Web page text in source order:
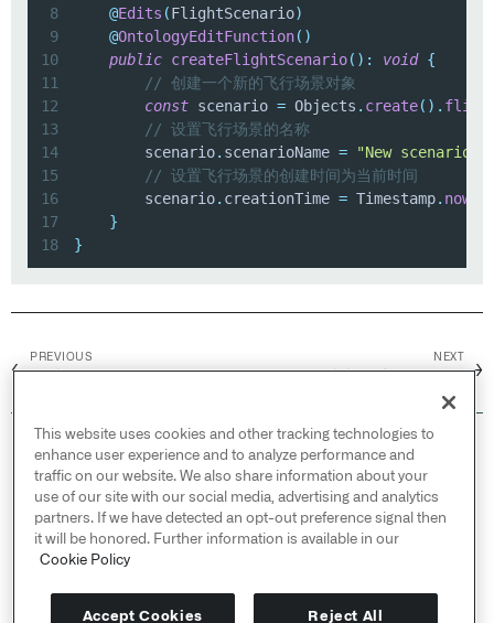
8
@Edits (FlightScenario)
9
@OntologyEditFunction( )
10
public createFlightScenario( ) : void {
11
// 创建一个新的飞行场景对象
12
const scenario = Objects . create( ) .
13
// 设置飞行场景的名称
14
        scenario
. scenarioName = "New scenario"
15
// 设置飞行场景的创建时间为当前时间
16
        scenario
. creationTime = Timestamp. now
17
}
18
}
←
PREVIOUS NEXT
→
© 2026 Palantir Technologies Inc. All rights
reserved.
Cookies Statement ↗
Privacy Statement ↗
Terms of Use ↗
Do Not Sell or Share My Personal Information
This website uses cookies and other tracking technologies to
enhance user experience and to analyze performance and
traffic on our website. We also share information about your
use of our site with our social media, advertising and analytics
partners. If we have detected an opt-out preference signal then
it will be honored. Further information is available in our
Cookie Policy
Accept Cookies Reject All